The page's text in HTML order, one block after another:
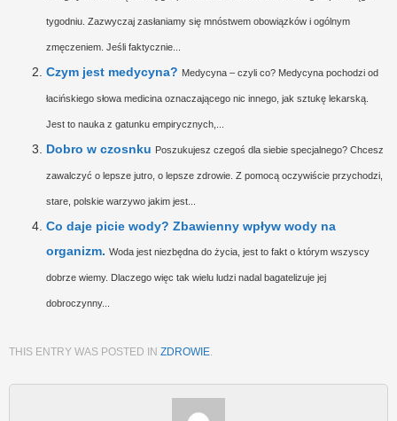
tygodniu. Zazwyczaj zasłaniamy się mnóstwem obowiązków i ogólnym
zmęczeniem. Jeśli faktycznie...
Czym jest medycyna? Medycyna – czyli co? Medycyna pochodzi od
łacińskiego słowa medicina oznaczającego nic innego, jak sztukę lekarską.
Jest to nauka z gatunku empirycznych,...
Dobro w czosnku Poszukujesz czegoś dla siebie specjalnego? Chcesz
zawalczyć o lepsze jutro, o lepsze zdrowie. Z pomocą oczywiście przychodzi,
stare, polskie warzywo jakim jest...
Co daje picie wody? Zbawienny wpływ wody na
organizm. Woda jest niezbędna do życia, jest to fakt o którym wszyscy
dobrze wiemy. Dlaczego więc tak wielu ludzi nadal bagatelizuje jej
dobroczynny...
THIS ENTRY WAS POSTED IN ZDROWIE.